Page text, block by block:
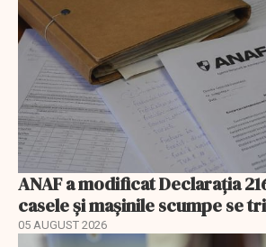
ANAF a modificat Declarația
casele și mașinile scumpe se
05 AUGUST 2026